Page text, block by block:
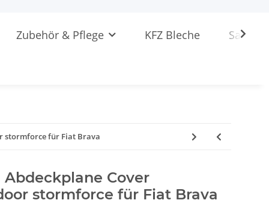
Zubehör & Pflege KFZ Bleche
stormforce für Fiat Brava
Cover
stormforce für Fiat Brava